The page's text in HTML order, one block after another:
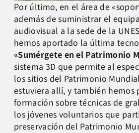
Por último, en el área de
además de suministrar el
audiovisual a la sede de la
hemos aportado la última
«Sumérgete en el Patrimonio
sistema 3D que permite al
los sitios del Patrimonio
estuviera allí, y también hemos
formación sobre técnicas de
los jóvenes voluntarios que
preservación del Patrimonio